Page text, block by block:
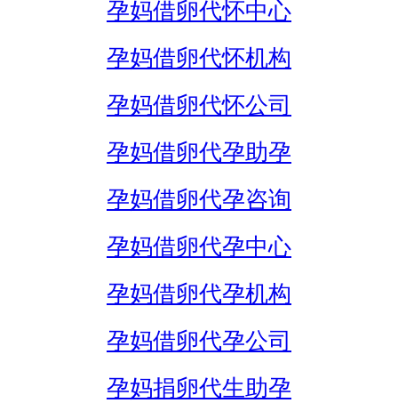
孕妈借卵代怀中心
孕妈借卵代怀机构
孕妈借卵代怀公司
孕妈借卵代孕助孕
孕妈借卵代孕咨询
孕妈借卵代孕中心
孕妈借卵代孕机构
孕妈借卵代孕公司
孕妈捐卵代生助孕